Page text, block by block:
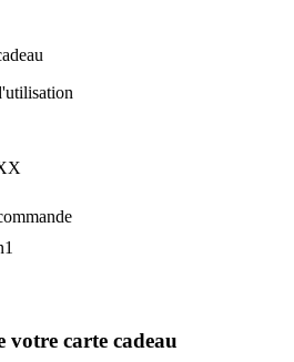
1
votre carte cadeau